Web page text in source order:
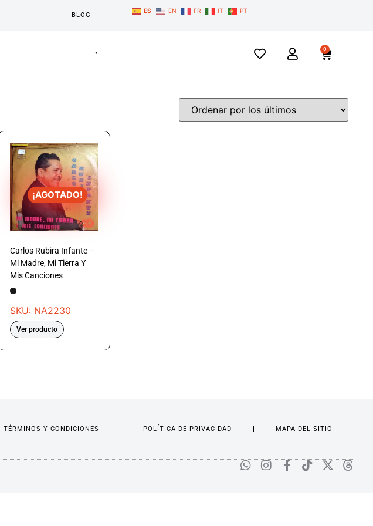
BLOG
ES EN FR IT PT
0
¡AGOTADO!
Carlos Rubira Infante –
Mi Madre, Mi Tierra Y
Mis Canciones
SKU: NA2230
Ver producto
TÉRMINOS Y CONDICIONES POLÍTICA DE PRIVACIDAD MAPA DEL SITIO